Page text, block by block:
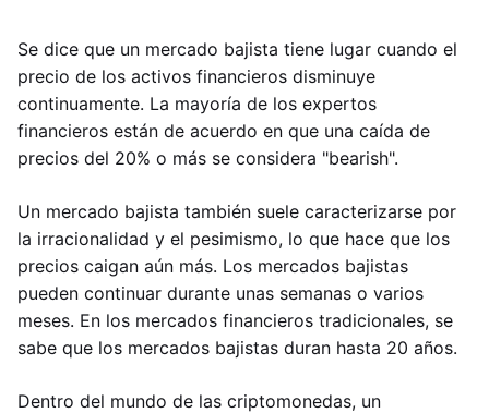
Se dice que un mercado bajista tiene lugar cuando el
precio de los activos financieros disminuye
continuamente. La mayoría de los expertos
financieros están de acuerdo en que una caída de
precios del 20% o más se considera "bearish".
Un mercado bajista también suele caracterizarse por
la irracionalidad y el pesimismo, lo que hace que los
precios caigan aún más. Los mercados bajistas
pueden continuar durante unas semanas o varios
meses. En los mercados financieros tradicionales, se
sabe que los mercados bajistas duran hasta 20 años.
Dentro del mundo de las criptomonedas, un